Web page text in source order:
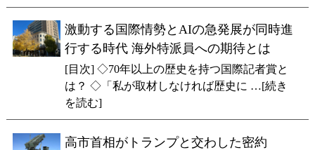
激動する国際情勢とAIの急発展が同時進
行する時代 海外特派員への期待とは
[目次] ◇70年以上の歴史を持つ国際記者賞と
は？ ◇「私が取材しなければ歴史に …[続き
を読む]
高市首相がトランプと交わした密約